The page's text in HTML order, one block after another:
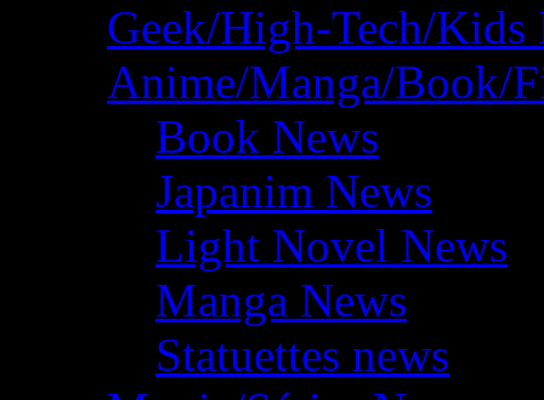
Geek/High-Tech/Kids
Anime/Manga/Book/
Book News
Japanim News
Light Novel News
Manga News
Statuettes news